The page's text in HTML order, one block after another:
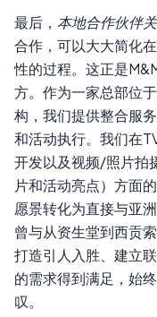
最后， 本地合作伙伴
合作，可以大大简化
性的过程。这正是
方。作为一家总部位
构，我们提供整合服
和活动执行。我们在
开发以及视频/照片拍
片和活动亮点）方面
愿景转化为直接与亚
曾与从资生堂到西贡
打造引人入胜、建立
的需求得到满足，始
叹。